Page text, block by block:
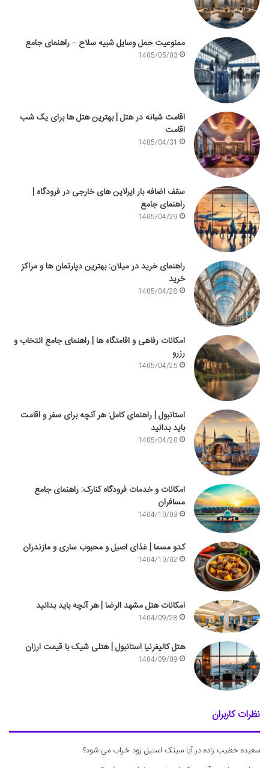
ممنوعیت حمل وسایل شبیه سلاح – راهنمای جامع
1405/05/03
اقامت شبانه در هتل | بهترین هتل ها برای یک شب
اقامت
1405/04/31
سقف اضافه بار ایرلاین های خارجی در فرودگاه |
راهنمای جامع
1405/04/29
راهنمای خرید در میلان: بهترین دپارتمان ها و مراکز
خرید
1405/04/28
امکانات رفاهی و اقامتگاه ها | راهنمای جامع انتخاب و
رزرو
1405/04/25
استانبول | راهنمای کامل: هر آنچه برای سفر و اقامت
باید بدانید
1405/04/20
امکانات و خدمات فرودگاه کنارک: راهنمای جامع
مسافران
1404/10/03
کدو مسما | غذای اصیل و محبوب ساری و مازندران
1404/10/02
امکانات هتل مشهد الرضا | هر آنچه باید بدانید
1404/09/28
هتل کالیفرنیا استانبول | هتلی شیک با قیمت ارزان
1404/09/09
نظرات کاربران
سعیده خطیب زادهدرآیا سینک استیل زود خراب می شود؟